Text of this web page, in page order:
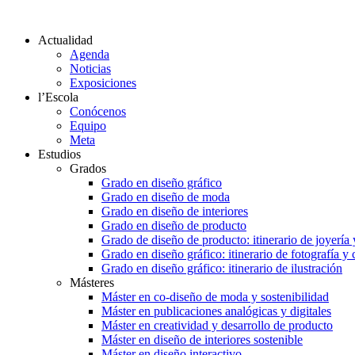
Actualidad
Agenda
Noticias
Exposiciones
l’Escola
Conócenos
Equipo
Meta
Estudios
Grados
Grado en diseño gráfico
Grado en diseño de moda
Grado en diseño de interiores
Grado en diseño de producto
Grado de diseño de producto: itinerario de joyería
Grado en diseño gráfico: itinerario de fotografía y
Grado en diseño gráfico: itinerario de ilustración
Másteres
Máster en co-diseño de moda y sostenibilidad
Máster en publicaciones analógicas y digitales
Máster en creatividad y desarrollo de producto
Máster en diseño de interiores sostenible